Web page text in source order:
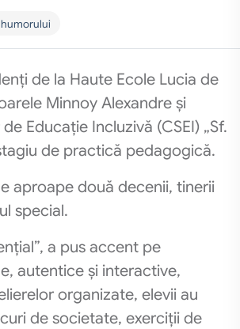
de la Haute Ecole Lucia de
Minnoy Alexandre și
Educație Incluzivă (CSEI) „Sf.
de practică pedagogică.
aproape două decenii, tinerii
special.
a pus accent pe
autentice și interactive,
organizate, elevii au
de societate, exerciții de